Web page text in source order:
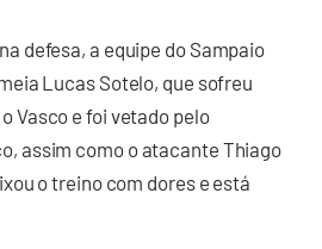
defesa, a equipe do Sampaio
Lucas Sotelo, que sofreu
Vasco e foi vetado pelo
assim como o atacante Thiago
o treino com dores e está